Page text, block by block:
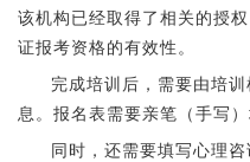
该机构已经取得了相关的授
证报考资格的有效性。
完成培训后，需要由培
息。报名表需要亲笔（手写
同时，还需要填写心理